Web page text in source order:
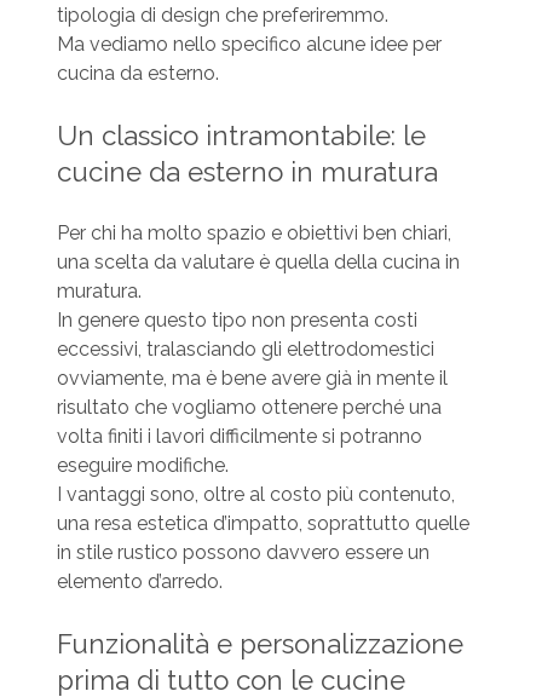
tipologia di design che preferiremmo.
Ma vediamo nello specifico alcune idee per
cucina da esterno.
Un classico intramontabile: le
cucine da esterno in muratura
Per chi ha molto spazio e obiettivi ben chiari,
una scelta da valutare è quella della cucina in
muratura.
In genere questo tipo non presenta costi
eccessivi, tralasciando gli elettrodomestici
ovviamente, ma è bene avere già in mente il
risultato che vogliamo ottenere perché una
volta finiti i lavori difficilmente si potranno
eseguire modifiche.
I vantaggi sono, oltre al costo più contenuto,
una resa estetica d’impatto, soprattutto quelle
in stile rustico possono davvero essere un
elemento d’arredo.
Funzionalità e personalizzazione
prima di tutto con le cucine